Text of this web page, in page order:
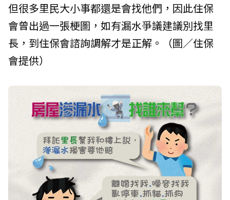
但很多里民大小事都還是會找他們，因此住保
會曾出過一張梗圖，如有漏水爭議建議別找里
長，到住保會諮詢調解才是正解。（圖／住保
會提供）